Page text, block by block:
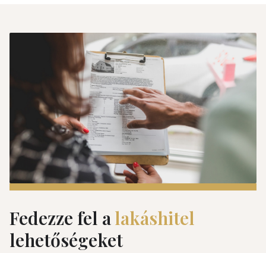
Fedezze fel alakáshitel
lehetőségeket